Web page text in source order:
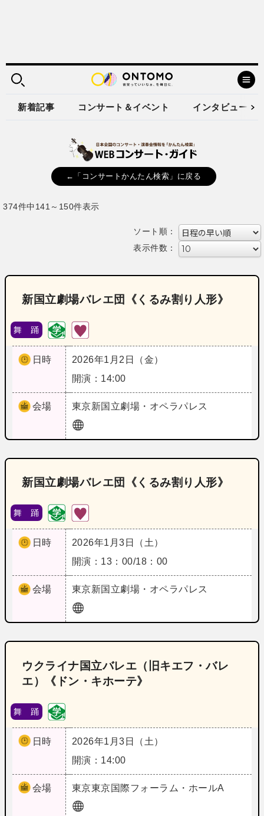
新着記事 コンサート＆イベント インタビュー
←「コンサートかんたん検索」に戻る
374件中141～150件表示
ソート順：
表示件数：
新国立劇場バレエ団《くるみ割り人形》
舞 踊
日時
2026年1月2日（金）
開演：14:00
会場 東京新国立劇場・オペラパレス
新国立劇場バレエ団《くるみ割り人形》
舞 踊
日時
2026年1月3日（土）
開演：13：00/18：00
会場 東京新国立劇場・オペラパレス
ウクライナ国立バレエ（旧キエフ・バレ
エ）《ドン・キホーテ》
舞 踊
日時
2026年1月3日（土）
開演：14:00
会場 東京東京国際フォーラム・ホールA